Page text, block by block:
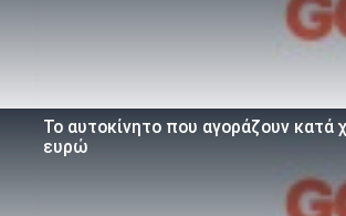
To αυτοκίνητο που αγοράζουν κατά
ευρώ